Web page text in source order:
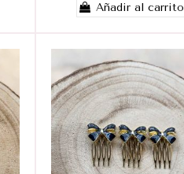
Añadir al carrito